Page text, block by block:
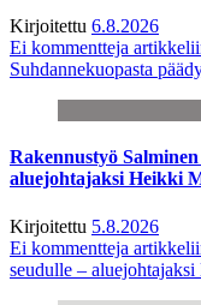
Kirjoitettu 6.8.2026
Ei kommentteja
Suhdannekuopasta
Rakennustyö
aluejohtajaksi Heikki
Kirjoitettu 5.8.2026
Ei kommentteja
seudulle –